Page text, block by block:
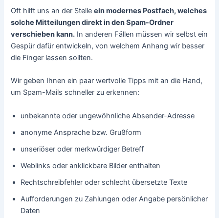
Oft hilft uns an der Stelleein modernes Postfach, welches
solche Mitteilungen direkt in den Spam-Ordner
verschieben kann. In anderen Fällen müssen wir selbst ein
Gespür dafür entwickeln, von welchem Anhang wir besser
die Finger lassen sollten.
Wir geben Ihnen ein paar wertvolle Tipps mit an die Hand,
um Spam-Mails schneller zu erkennen:
unbekannte oder ungewöhnliche Absender-Adresse
anonyme Ansprache bzw. Grußform
unseriöser oder merkwürdiger Betreff
Weblinks oder anklickbare Bilder enthalten
Rechtschreibfehler oder schlecht übersetzte Texte
Aufforderungen zu Zahlungen oder Angabe persönlicher
Daten